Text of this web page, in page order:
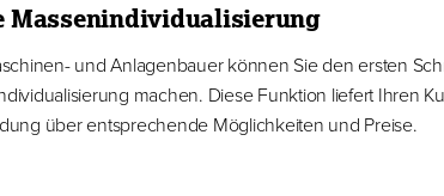
Massenindividualisierung
und Anlagenbauer können Sie den ersten
machen. Diese Funktion liefert Ihren
über entsprechende Möglichkeiten und Preise.